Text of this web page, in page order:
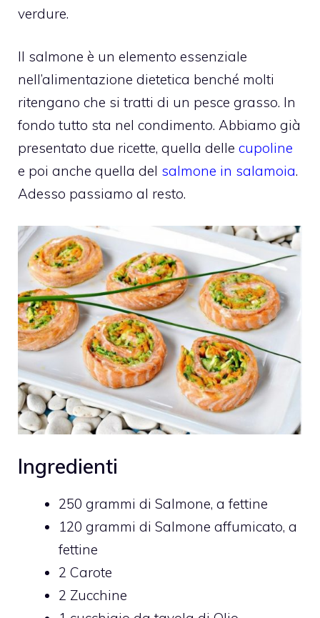
verdure.
Il salmone è un elemento essenziale
nell’alimentazione dietetica benché molti
ritengano che si tratti di un pesce grasso. In
fondo tutto sta nel condimento. Abbiamo già
presentato due ricette, quella delle cupoline
e poi anche quella del salmone in salamoia.
Adesso passiamo al resto.
Ingredienti
250 grammi di Salmone, a fettine
120 grammi di Salmone affumicato, a
fettine
2 Carote
2 Zucchine